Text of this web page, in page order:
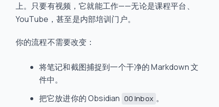
上。只要有视频，它就能工作——无论是课程平台、
YouTube，甚至是内部培训门户。
你的流程不需要改变：
将笔记和截图捕捉到一个干净的 Markdown 文
件中。
把它放进你的 Obsidian 00 Inbox 。